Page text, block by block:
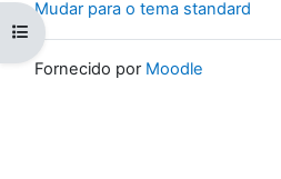
Abrir índice da disciplina
Mudar para o tema standard
Fornecido por Moodle